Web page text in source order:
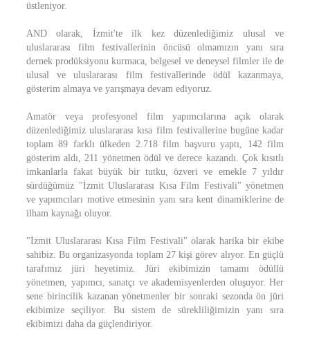
üstleniyor.
AND olarak, İzmit'te ilk kez düzenlediğimiz ulusal ve
uluslararası film festivallerinin öncüsü olmamızın yanı sıra
dernek prodüksiyonu kurmaca, belgesel ve deneysel filmler ile de
ulusal ve uluslararası film festivallerinde ödül kazanmaya,
gösterim almaya ve yarışmaya devam ediyoruz.
Amatör veya profesyonel film yapımcılarına açık olarak
düzenlediğimiz uluslararası kısa film festivallerine bugüne kadar
toplam 89 farklı ülkeden 2.718 film başvuru yaptı, 142 film
gösterim aldı, 211 yönetmen ödül ve derece kazandı. Çok kısıtlı
imkanlarla fakat büyük bir tutku, özveri ve emekle 7 yıldır
sürdüğümüz "İzmit Uluslararası Kısa Film Festivali" yönetmen
ve yapımcıları motive etmesinin yanı sıra kent dinamiklerine de
ilham kaynağı oluyor.
"İzmit Uluslararası Kısa Film Festivali" olarak harika bir ekibe
sahibiz. Bu organizasyonda toplam 27 kişi görev alıyor. En güçlü
tarafımız jüri heyetimiz. Jüri ekibimizin tamamı ödüllü
yönetmen, yapımcı, sanatçı ve akademisyenlerden oluşuyor. Her
sene birincilik kazanan yönetmenler bir sonraki sezonda ön jüri
ekibimize seçiliyor. Bu sistem de sürekliliğimizin yanı sıra
ekibimizi daha da güçlendiriyor.